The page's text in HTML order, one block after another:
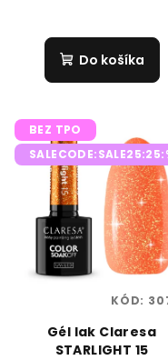
Do košíka
BEZ TPO
Gél lak Claresa
STARLIGHT 15
KÓD: